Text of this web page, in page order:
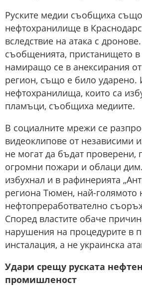
Руските медии съобщиха
нефтохранилище в
вследствие на атака с
съобщенията, пристанището
намиращо се в анексирания
регион, също е било ударено.
нефтохранилища, които са
пламъци, съобщиха медиите.
В социалните мрежи се
видеоклипове от независими
не могат да бъдат проверени,
огромни пожари и облаци
избухнал и в рафинерията
региона Тюмен, най-голямото
нефтопреработвателно
Според властите обаче
нарушения на процедурите в
инсталация, а не украинска
Удари срещу руската
промишленост